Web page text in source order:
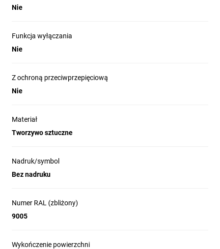
Nie
Funkcja wyłączania
Nie
Z ochroną przeciwprzepięciową
Nie
Materiał
Tworzywo sztuczne
Nadruk/symbol
Bez nadruku
Numer RAL (zbliżony)
9005
Wykończenie powierzchni